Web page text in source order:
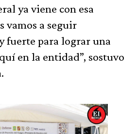
ya viene con esa
vamos a seguir
fuerte para lograr una
en la entidad”, sostuvo